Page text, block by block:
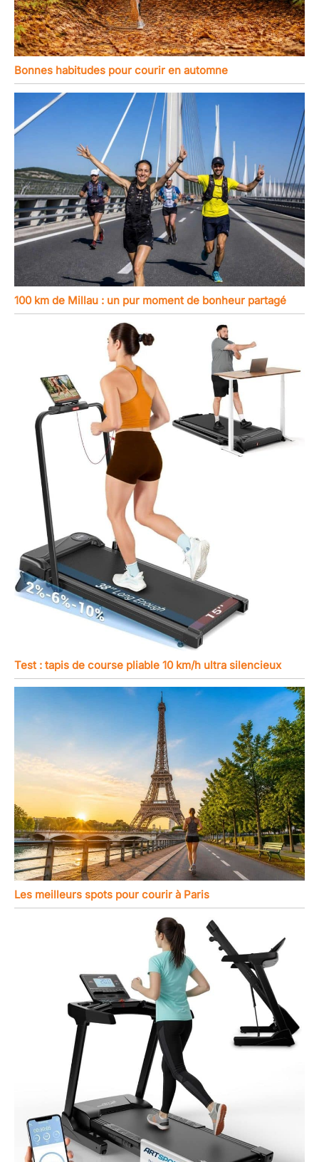
Bonnes habitudes pour courir en automne
100 km de Millau : un pur moment de bonheur partagé
Test : tapis de course pliable 10 km/h ultra silencieux
Les meilleurs spots pour courir à Paris